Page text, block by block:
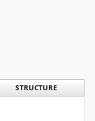
STRUCTURE